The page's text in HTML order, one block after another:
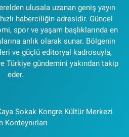
ulusala uzanan geniş yayın
haberciliğin adresidir. Güncel
spor ve yaşam başlıklarında en
anlık olarak sunar. Bölgenin
ve güçlü editoryal kadrosuyla,
Türkiye gündemini yakından takip
eder.
Sokak Kongre Kültür Merkezi
Konteynırları